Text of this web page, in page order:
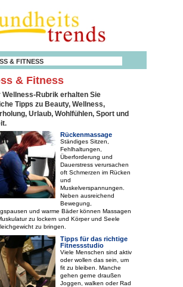
& FITNESS
& Fitness
Wellness-Rubrik erhalten Sie
Tipps zu Beauty, Wellness,
Urlaub, Wohlfühlen, Sport und
Rückenmassage
Ständiges Sitzen,
Fehlhaltungen,
Überforderung und
Dauerstress verursachen
oft Schmerzen im Rücken
und
Muskelverspannungen.
Neben ausreichend
Bewegung,
und warme Bäder können Massagen
zu lockern und Körper und Seele
zu bringen.
Tipps für das richtige
Fitnessstudio
Viele Menschen sind aktiv
oder wollen das sein, um
fit zu bleiben. Manche
gehen gerne draußen
Joggen, walken oder Rad